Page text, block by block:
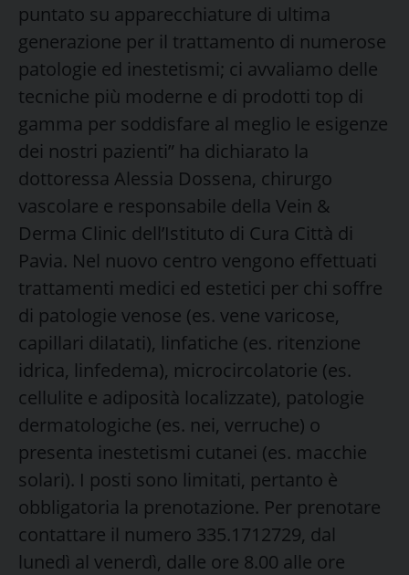
puntato su apparecchiature di ultima
generazione per il trattamento di numerose
patologie ed inestetismi; ci avvaliamo delle
tecniche più moderne e di prodotti top di
gamma per soddisfare al meglio le esigenze
dei nostri pazienti” ha dichiarato la
dottoressa Alessia Dossena, chirurgo
vascolare e responsabile della Vein &
Derma Clinic dell’Istituto di Cura Città di
Pavia. Nel nuovo centro vengono effettuati
trattamenti medici ed estetici per chi soffre
di patologie venose (es. vene varicose,
capillari dilatati), linfatiche (es. ritenzione
idrica, linfedema), microcircolatorie (es.
cellulite e adiposità localizzate), patologie
dermatologiche (es. nei, verruche) o
presenta inestetismi cutanei (es. macchie
solari). I posti sono limitati, pertanto è
obbligatoria la prenotazione. Per prenotare
contattare il numero 335.1712729, dal
lunedì al venerdì, dalle ore 8.00 alle ore